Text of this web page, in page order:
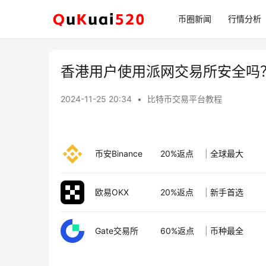
币圈新闻 行情分析
香港用户使用派网交易所安全吗？
2024-11-25 20:34 • 比特币交易平台教程
币安Binance 20%返点 全球最大
欧易OKX 20%返点 新手首选
Gate交易所 60%返点 币种最全